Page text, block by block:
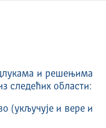
и решењима
следећих области:
(укључује и вере и